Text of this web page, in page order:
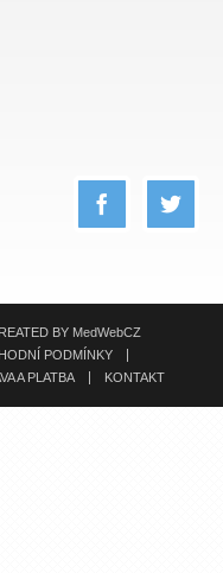
BY MedWebCZ
PODMÍNKY
A PLATBA KONTAKT